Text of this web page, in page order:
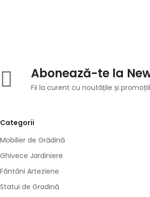
Abonează-te la
Fii la curent cu noutățile și
Categorii
Mobilier de Grădină
Ghivece Jardiniere
Fântâni Arteziene
Statui de Gradină